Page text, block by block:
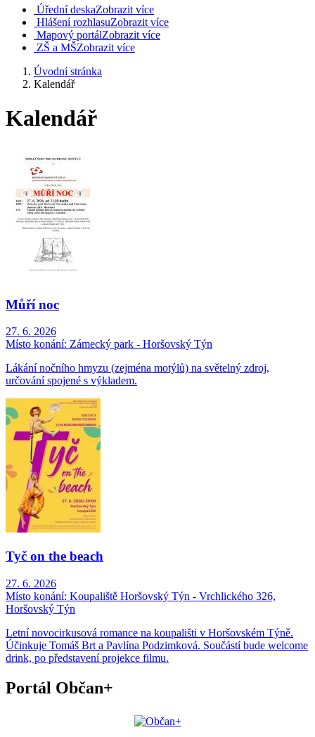
Úřední deskaZobrazit více
Hlášení rozhlasuZobrazit více
Mapový portálZobrazit více
ZŠ a MŠZobrazit více
Úvodní stránka
Kalendář
Kalendář
Můří noc
27. 6. 2026
Místo konání: Zámecký park - Horšovský Týn
Lákání nočního hmyzu (zejména motýlů) na světelný zdroj,
určování spojené s výkladem.
Tyč on the beach
27. 6. 2026
Místo konání: Koupaliště Horšovský Týn - Vrchlického 326,
Horšovský Týn
Letní novocirkusová romance na koupališti v Horšovském Týně.
Účinkuje Tomáš Brt a Pavlína Podzimková. Součástí bude welcome
drink, po představení projekce filmu.
Portál Občan+